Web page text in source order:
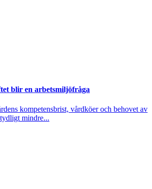
blir en arbetsmiljöfråga
kompetensbrist, vårdköer och behovet av
mindre...